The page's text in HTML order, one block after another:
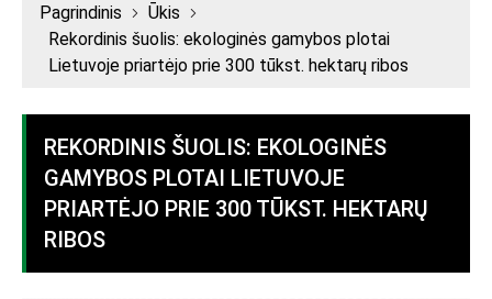
Pagrindinis
Ūkis
Rekordinis šuolis: ekologinės gamybos plotai
Lietuvoje priartėjo prie 300 tūkst. hektarų ribos
REKORDINIS ŠUOLIS: EKOLOGINĖS
GAMYBOS PLOTAI LIETUVOJE
PRIARTĖJO PRIE 300 TŪKST. HEKTARŲ
RIBOS